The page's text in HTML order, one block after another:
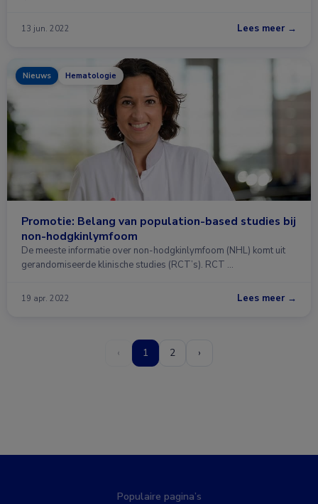
13 jun. 2022 Lees meer →
Nieuws Hematologie
Promotie: Belang van population-based studies bij
non-hodgkinlymfoom
De meeste informatie over non-hodgkinlymfoom (NHL) komt uit
gerandomiseerde klinische studies (RCT’s). RCT …
19 apr. 2022 Lees meer →
‹ 1 2 ›
Populaire pagina’s